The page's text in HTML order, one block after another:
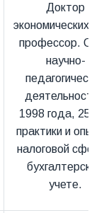
Доктор
экономических
профессор.
научно-
1998 года, 25
практики и
налоговой
учете.